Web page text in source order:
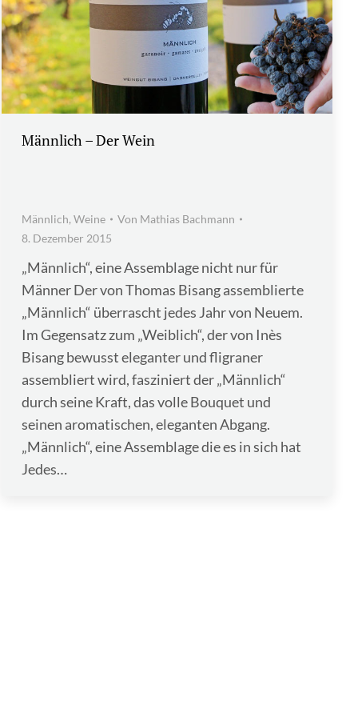
Männlich – Der Wein
Männlich,Weine Von Mathias Bachmann
8. Dezember 2015
„Männlich“, eine Assemblage nicht nur für
Männer Der von Thomas Bisang assemblierte
„Männlich“ überrascht jedes Jahr von Neuem.
Im Gegensatz zum „Weiblich“, der von Inès
Bisang bewusst eleganter und fligraner
assembliert wird, fasziniert der „Männlich“
durch seine Kraft, das volle Bouquet und
seinen aromatischen, eleganten Abgang.
„Männlich“, eine Assemblage die es in sich hat
Jedes…